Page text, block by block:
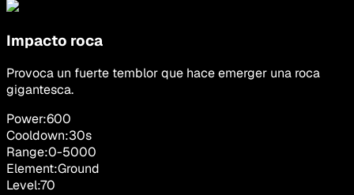
Impacto roca
Provoca un fuerte temblor que hace emerger una roca
gigantesca.
Power:600
Cooldown:30s
Range:0-5000
Element:Ground
Level:70